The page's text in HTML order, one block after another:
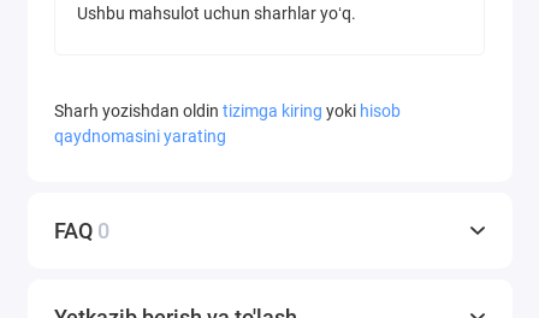
Ushbu mahsulot uchun sharhlar yoʻq.
Sharh yozishdan oldin tizimga kiring yoki hisob
qaydnomasini yarating
FAQ 0